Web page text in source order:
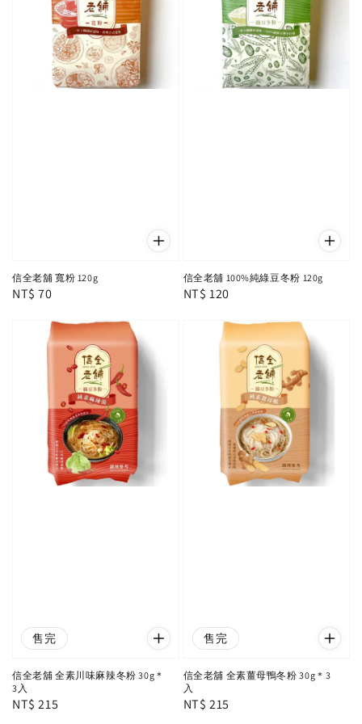
信全老舖 寬粉 120g
Regular
NT$ 70
信全老舖 100%純綠豆冬粉 120g
Regular
NT$ 120
售完
信全老舖 全素川味麻辣冬粉 30g＊
3入
Regular
NT$ 215
售完
信全老舖 全素薑母鴨冬粉 30g＊3
入
Regular
NT$ 215